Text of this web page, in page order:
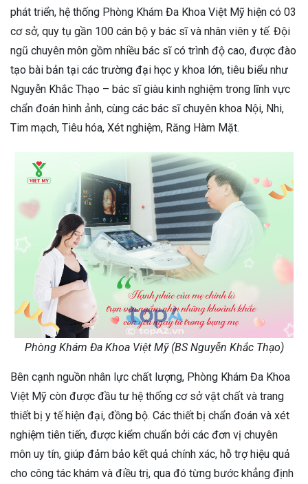
phát triển, hệ thống Phòng Khám Đa Khoa Việt Mỹ hiện có 03
cơ sở, quy tụ gần 100 cán bộ y bác sĩ và nhân viên y tế. Đội
ngũ chuyên môn gồm nhiều bác sĩ có trình độ cao, được đào
tạo bài bản tại các trường đại học y khoa lớn, tiêu biểu như
Nguyễn Khắc Thạo – bác sĩ giàu kinh nghiệm trong lĩnh vực
chẩn đoán hình ảnh, cùng các bác sĩ chuyên khoa Nội, Nhi,
Tim mạch, Tiêu hóa, Xét nghiệm, Răng Hàm Mặt.
Phòng Khám Đa Khoa Việt Mỹ (BS Nguyễn Khắc Thạo)
Bên cạnh nguồn nhân lực chất lượng, Phòng Khám Đa Khoa
Việt Mỹ còn được đầu tư hệ thống cơ sở vật chất và trang
thiết bị y tế hiện đại, đồng bộ. Các thiết bị chẩn đoán và xét
nghiệm tiên tiến, được kiểm chuẩn bởi các đơn vị chuyên
môn uy tín, giúp đảm bảo kết quả chính xác, hỗ trợ hiệu quả
cho công tác khám và điều trị, qua đó từng bước khẳng định